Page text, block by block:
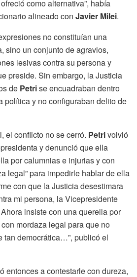
como alternativa”, había
alineado con Javier Milei.
no constituían una
sino un conjunto de agravios,
lesivas contra su persona y
preside. Sin embargo, la Justicia
de Petrise encuadraban dentro
política y no configuraban delito de
el conflicto no se cerró. Petrivolvió
y denunció que ella
por calumnias e injurias y con
legal” para impedirle hablar de ella
con que la Justicia desestimara
mi persona, la Vicepresidente
insiste con una querella por
mordaza legal para que no
tan democrática…”, publicó el
entonces a contestarle con dureza,